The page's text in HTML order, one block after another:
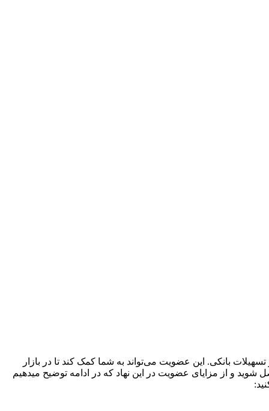
بانکی. این عضویت می‌تواند به شما کمک کند تا در بازار
و از مزایای عضویت در این نهاد که در ادامه توضیح میدهیم